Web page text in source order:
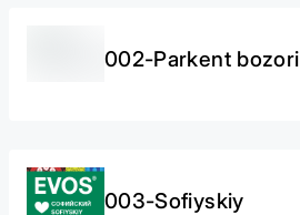
002-Parkent bozori
003-Sofiyskiy